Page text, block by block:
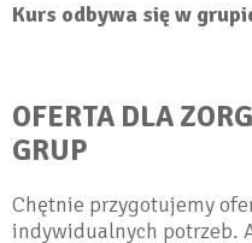
Kurs odbywa się w
OFERTA DLA
GRUP
Chętnie przygotujemy
indywidualnych potrzeb.